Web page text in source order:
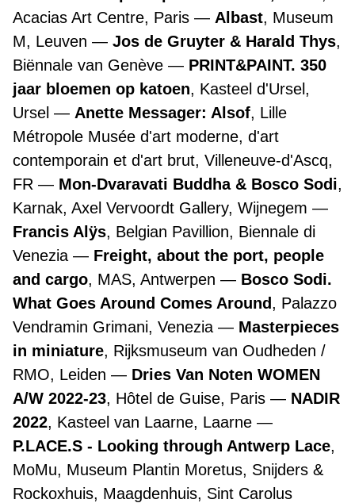
Acacias Art Centre, Paris
Albast, Museum
M, Leuven
Jos de Gruyter & Harald Thys,
Biënnale van Genève
PRINT&PAINT. 350
jaar bloemen op katoen, Kasteel d'Ursel,
Ursel
Anette Messager: Alsof, Lille
Métropole Musée d'art moderne, d'art
contemporain et d'art brut, Villeneuve-d'Ascq,
FR
Mon-Dvaravati Buddha & Bosco Sodi,
Karnak, Axel Vervoordt Gallery, Wijnegem
Francis Alÿs, Belgian Pavillion, Biennale di
Venezia
Freight, about the port, people
and cargo, MAS, Antwerpen
Bosco Sodi.
What Goes Around Comes Around, Palazzo
Vendramin Grimani, Venezia
Masterpieces
in miniature, Rijksmuseum van Oudheden /
RMO, Leiden
Dries Van Noten WOMEN
A/W 2022-23, Hôtel de Guise, Paris
NADIR
2022, Kasteel van Laarne, Laarne
P.LACE.S - Looking through Antwerp Lace,
MoMu, Museum Plantin Moretus, Snijders &
Rockoxhuis, Maagdenhuis, Sint Carolus